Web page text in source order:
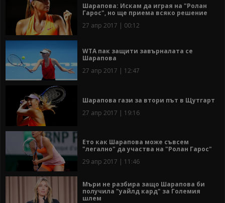
Шарапова: Искам да играя на "Ролан
Гарос", но ще приема всяко решение
27 апр 2017 | 00:12
WTA пак защити завърналата се
Шарапова
27 апр 2017 | 12:47
Шарапова гази за втори път в Щутгарт
27 апр 2017 | 19:16
Ето как Шарапова може съвсем
"легално" да участва на "Ролан Гарос"
29 апр 2017 | 11:46
Мъри не разбира защо Шарапова би
получила "уайлд кард" за Големия
шлем